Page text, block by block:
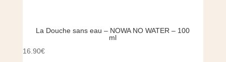
La Douche sans eau – NOWA NO WATER – 100
ml
16.90€